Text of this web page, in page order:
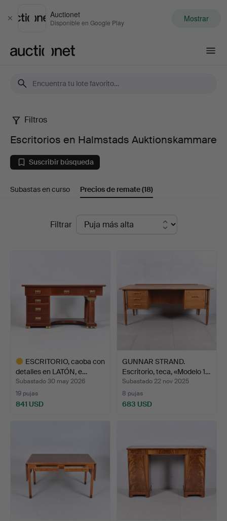
Cerrar
Auctionet
Disponible en Google Play Mostrar
Escritorios
en
Halmstads
Auktionskammare
Filtros
Escritorios en Halmstads Auktionskammare
Suscribir búsqueda
Subastas en curso Precios de remate(18)
Filtrar
ESCRITORIO, caoba con
detalles en LATÓN, e…
Subastado 30 may 2026
19 pujas
841 USD
GUNNAR STRAND.
Escritorio, teca, «Modelo 1…
Subastado 22 nov 2025
8 pujas
683 USD